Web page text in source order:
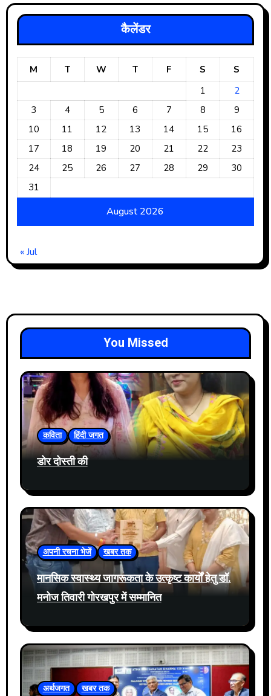
कैलेंडर
August 2026
M T W T F S
S
1
2
3
4 5 6 7 8
9
10
11 12 13 14 15
16
17
18 19 20 21 22
23
24
25 26 27 28 29
30
31
« Jul
You Missed
कविता हिंदी जगत
डोर दोस्ती की
अपनी रचना भेजें खबर तक
मानसिक स्वास्थ्य जागरूकता के उत्कृष्ट कार्यों हेतु डॉ.
मनोज तिवारी गोरखपुर में सम्मानित
अर्थजगत खबर तक